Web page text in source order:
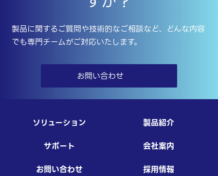
製品に関するご質問や技術的なご相談など、どんな内容
でも専門チームがご対応いたします。
お問い合わせ
ソリューション
製品紹介
サポート
会社案内
お問い合わせ
採用情報